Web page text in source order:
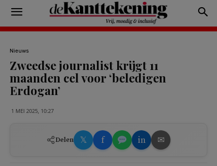
Nieuws
Zweedse journalist krijgt 11
maanden cel voor ‘beledigen
Erdogan’
1 MEI 2025, 10:27
Delen 𝕏 f in ✉